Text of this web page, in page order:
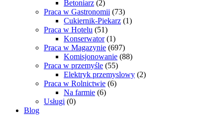
Betoniarz (2)
Praca w Gastronomii (73)
Cukiernik-Piekarz (1)
Praca w Hotelu (51)
Konserwator (1)
Praca w Magazynie (697)
Komisjonowanie (88)
Praca w przemyśle (55)
Elektryk przemyslowy (2)
Praca w Rolnictwie (6)
Na farmie (6)
Usługi (0)
Blog